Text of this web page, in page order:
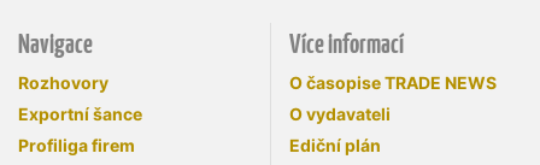
Navigace
Rozhovory
Exportní šance
Profiliga firem
Více informací
O časopise TRADE NEWS
O vydavateli
Ediční plán